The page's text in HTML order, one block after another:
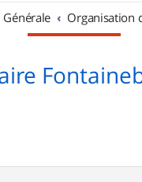
Générale Organisation